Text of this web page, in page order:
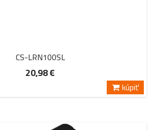
CS-LRN100SL
20,98 €
kúpiť